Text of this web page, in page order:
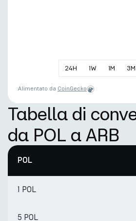
24H 1W 1M 3M
Alimentato da CoinGecko
Tabella di
da POL a ARB
POL
1 POL
5 POL